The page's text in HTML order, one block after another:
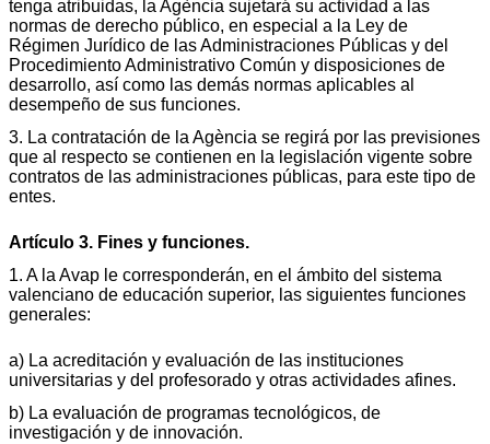
tenga atribuidas, la Agència sujetará su actividad a las
normas de derecho público, en especial a la Ley de
Régimen Jurídico de las Administraciones Públicas y del
Procedimiento Administrativo Común y disposiciones de
desarrollo, así como las demás normas aplicables al
desempeño de sus funciones.
3. La contratación de la Agència se regirá por las previsiones
que al respecto se contienen en la legislación vigente sobre
contratos de las administraciones públicas, para este tipo de
entes.
Artículo 3. Fines y funciones.
1. A la Avap le corresponderán, en el ámbito del sistema
valenciano de educación superior, las siguientes funciones
generales:
a) La acreditación y evaluación de las instituciones
universitarias y del profesorado y otras actividades afines.
b) La evaluación de programas tecnológicos, de
investigación y de innovación.